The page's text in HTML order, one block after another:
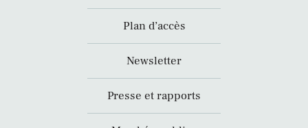
Plan d’accès
Newsletter
Presse et rapports